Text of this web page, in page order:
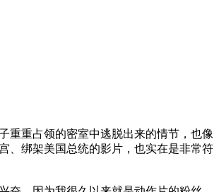
重占领的密室中逃脱出来的情节，也像
、绑架美国总统的影片，也实在是非常符